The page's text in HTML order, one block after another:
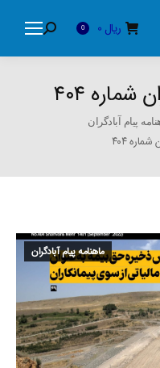
ریال 0
Search:
۴۰۴
پیام آبادگران
۴۰۴
ماهنامه پیام آبادگران